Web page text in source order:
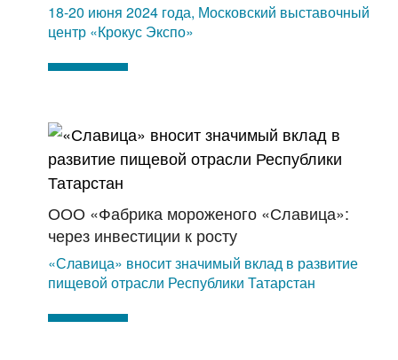
18-20 июня 2024 года, Московский выставочный
центр «Крокус Экспо»
ООО «Фабрика мороженого «Славица»:
через инвестиции к росту
«Славица» вносит значимый вклад в развитие
пищевой отрасли Республики Татарстан